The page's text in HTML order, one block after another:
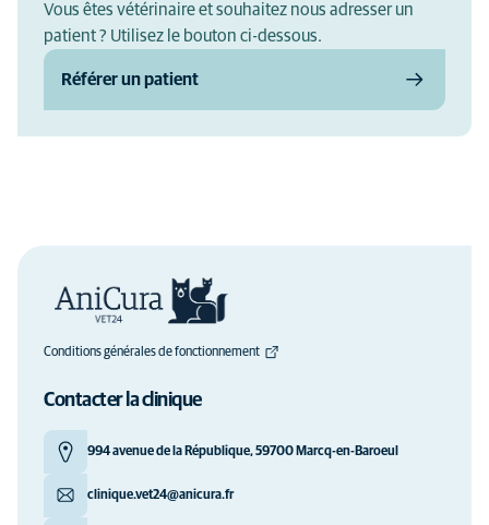
Vous êtes vétérinaire et souhaitez nous adresser un
patient ? Utilisez le bouton ci-dessous.
Référer un patient
Conditions générales de fonctionnement
Contacter la clinique
994 avenue de la République, 59700 Marcq-en-Baroeul
clinique.vet24@anicura.fr